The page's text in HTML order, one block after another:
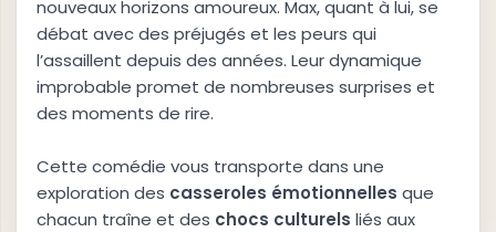
nouveaux horizons amoureux. Max, quant à lui, se
débat avec des préjugés et les peurs qui
l’assaillent depuis des années. Leur dynamique
improbable promet de nombreuses surprises et
des moments de rire.
Cette comédie vous transporte dans une
exploration des casseroles émotionnelles que
chacun traîne et des chocs culturels liés aux